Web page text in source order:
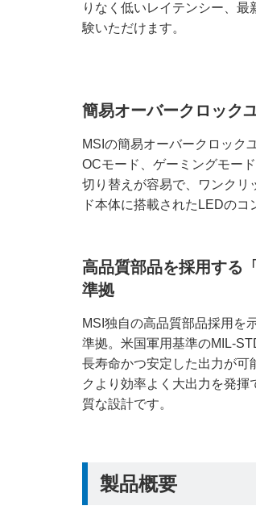
りなく低いレイテンシー、
験いただけます。
簡易オーバークロック
MSIの簡易オーバークロック
OCモード、ゲーミングモー
切り替えが容易で、ワンクリ
ド本体に搭載されたLEDのコ
高品質部品を採用する
準拠
MSI独自の高品質部品採用を
準拠。米国軍用基準のMIL-
長寿命かつ安定した出力が
クより効率よく大出力を発
質な設計です。
製品概要